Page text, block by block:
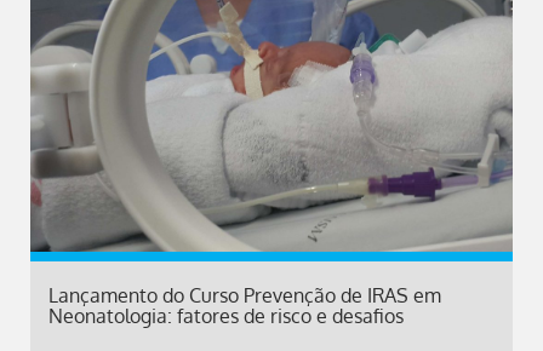
Lançamento do Curso Prevenção de IRAS em
Neonatologia: fatores de risco e desafios